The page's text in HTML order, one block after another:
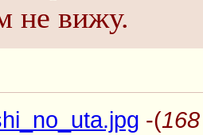
не вижу.
-(